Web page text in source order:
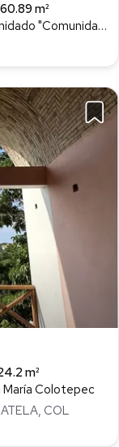
m²
Conjunto En Condominio Horizontal Denomidado "Comunidad Ecológica Punta De Zicatela", Casa Pacifíco, Abajo, Santa María Colotepec
m²
Colotepec
COL